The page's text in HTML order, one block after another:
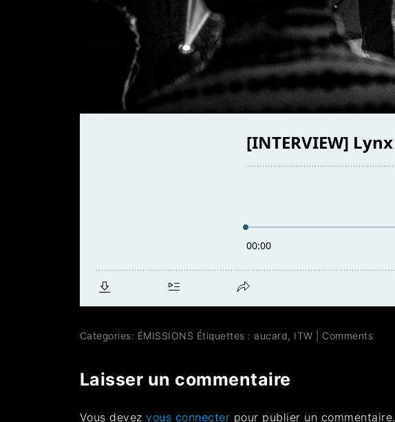
Categories: ÉMISSIONS Étiquettes : aucard, ITW Comments
Laisser un commentaire
Vous devezvous connecter pour publier un commentaire.